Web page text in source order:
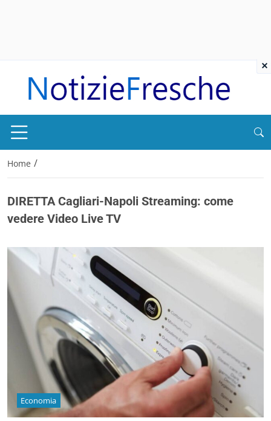
Home /
DIRETTA Cagliari-Napoli Streaming: come
vedere Video Live TV
Economia
×